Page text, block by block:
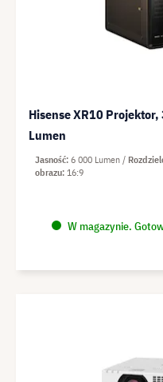
Hisense XR10
Lumen
W magazynie.
Jasność 6 000 Lumen
obrazu 16:9